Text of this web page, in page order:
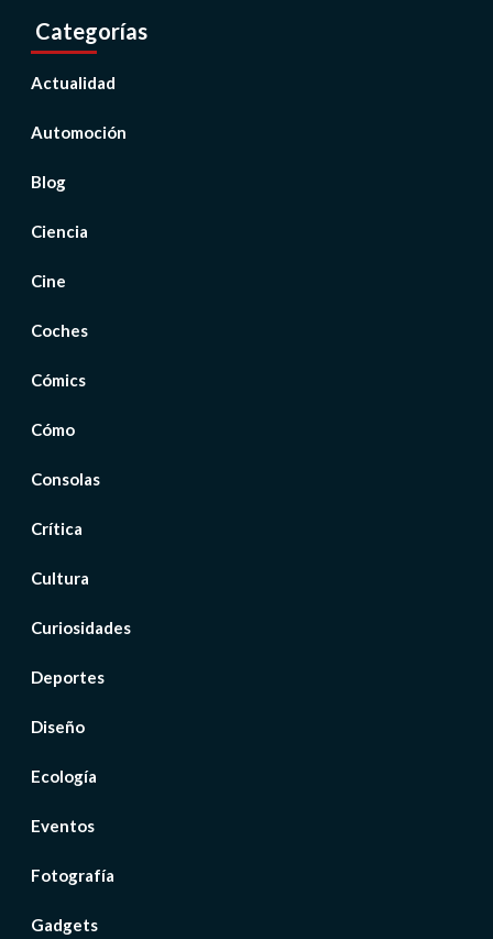
Categorías
Actualidad
Automoción
Blog
Ciencia
Cine
Coches
Cómics
Cómo
Consolas
Crítica
Cultura
Curiosidades
Deportes
Diseño
Ecología
Eventos
Fotografía
Gadgets